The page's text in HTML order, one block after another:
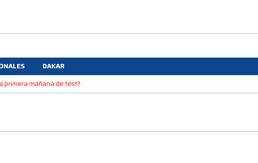
DAKAR
primera mañana de test?